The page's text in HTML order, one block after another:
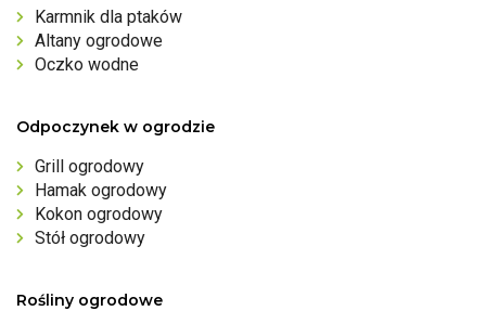
Karmnik dla ptaków
Altany ogrodowe
Oczko wodne
Odpoczynek w ogrodzie
Grill ogrodowy
Hamak ogrodowy
Kokon ogrodowy
Stół ogrodowy
Rośliny ogrodowe